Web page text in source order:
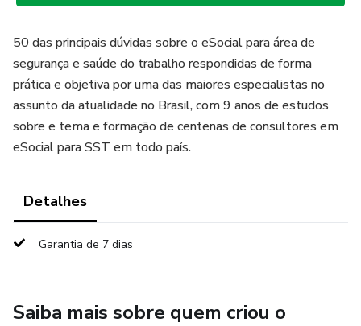
50 das principais dúvidas sobre o eSocial para área de
segurança e saúde do trabalho respondidas de forma
prática e objetiva por uma das maiores especialistas no
assunto da atualidade no Brasil, com 9 anos de estudos
sobre e tema e formação de centenas de consultores em
eSocial para SST em todo país.
Detalhes
Garantia de 7 dias
Saiba mais sobre quem criou o